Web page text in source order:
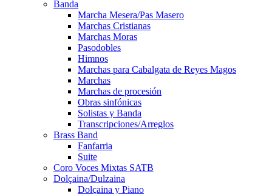
Banda
Marcha Mesera/Pas Masero
Marchas Cristianas
Marchas Moras
Pasodobles
Himnos
Marchas para Cabalgata de Reyes Magos
Marchas
Marchas de procesión
Obras sinfónicas
Solistas y Banda
Transcripciones/Arreglos
Brass Band
Fanfarria
Suite
Coro Voces Mixtas SATB
Dolçaina/Dulzaina
Dolçaina y Piano